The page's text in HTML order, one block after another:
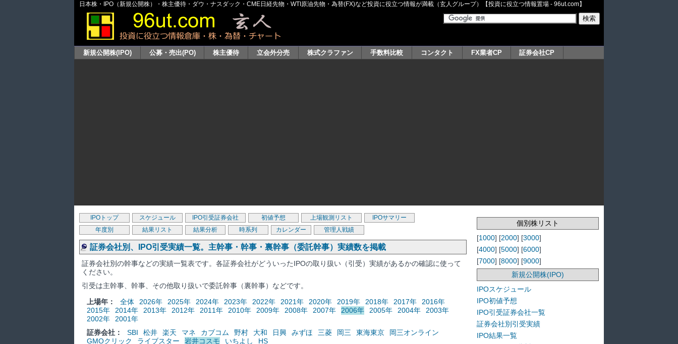
日本株・IPO（新規公開株）・株主優待・ダウ・ナスダック・CME日経先物・WTI原油先物・為替(FX)など投資に役立つ情報が満載（玄人グループ）【投資に役立つ情報置場 - 96ut.com】
新規公開株(IPO) 公募・売出(PO) 株主優待 立会外分売 株式クラファン 手数料比較 コンタクト FX業者CP 証券会社CP
IPOトップ スケジュール IPO引受証券会社 初値予想 上場観測リスト
IPOサマリー
年度別
結果リスト 結果分析 時系列 カレンダー 管理人戦績
証券会社別、IPO引受実績一覧。主幹事・幹事・裏幹事（委託幹事）実績数を掲載
証券会社別の幹事などの実績一覧表です。各証券会社がどういったIPOの取り扱い（引受）実績があるかの確認に使って
ください。
引受は主幹事、幹事、その他取り扱いで委託幹事（裏幹事）などです。
上場年：
全体 2026年 2025年 2024年 2023年 2022年 2021年 2020年 2019年 2018年 2017年
2016年
2015年
2014年 2013年 2012年 2011年 2010年 2009年 2008年 2007年 2006年 2005年 2004年
2003年
2002年
2001年
証券会社：
SBI 松井 楽天 マネ カブコム 野村 大和 日興 みずほ 三菱 岡三 東海東京
岡三オンライン
GMOクリック
ライブスター 岩井コスモ いちよし
HS
個別株リスト
[1000] [2000] [3000]
[4000] [5000] [6000]
[7000] [8000] [9000]
新規公開株(IPO)
IPOスケジュール
IPO初値予想
IPO引受証券会社一覧
証券会社別引受実績
IPO結果一覧